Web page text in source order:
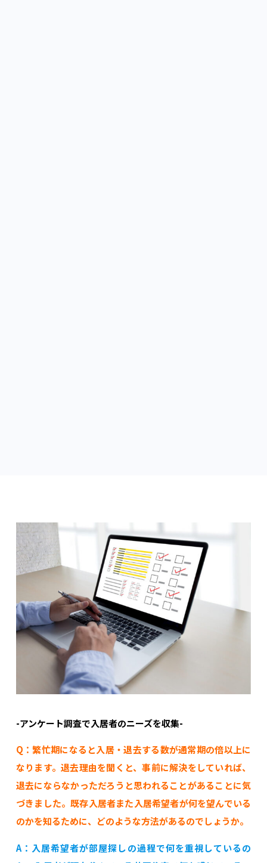
-アンケート調査で入居者のニーズを収集-
Q：繁忙期になると入居・退去する数が通常期の倍以上に
なります。退去理由を聞くと、事前に解決をしていれば、
退去にならなかっただろうと思われることがあることに気
づきました。既存入居者また入居希望者が何を望んでいる
のかを知るために、どのような方法があるのでしょうか。
A：入居希望者が部屋探しの過程で何を重視しているの